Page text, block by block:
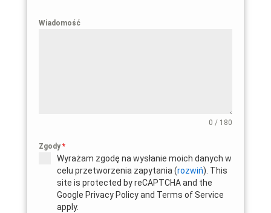
Wiadomość
0 / 180
Zgody*
Wyrażam zgodę na wysłanie moich danych w
celu przetworzenia zapytania (rozwiń). This
site is protected by reCAPTCHA and the
Google Privacy Policy and Terms of Service
apply.